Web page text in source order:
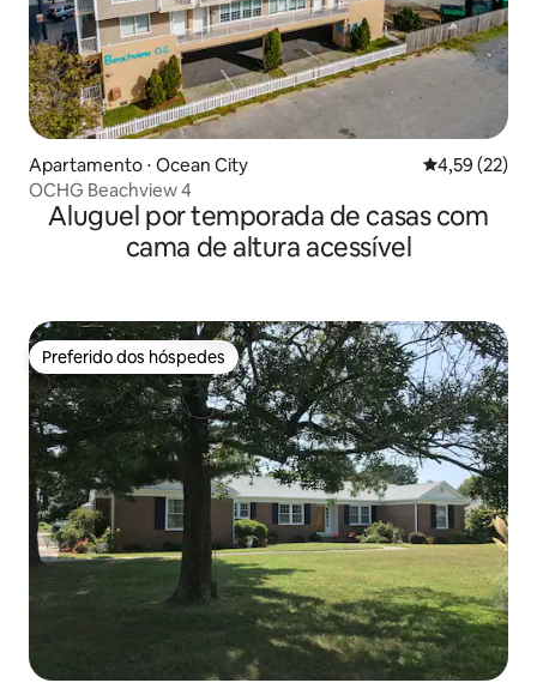
Apartamento ⋅ Ocean City 4,59 de uma
4,59 (22)
OCHG Beachview 4
Aluguel por temporada de casas com
cama de altura acessível
Preferido dos hóspedes
Preferido dos hóspedes